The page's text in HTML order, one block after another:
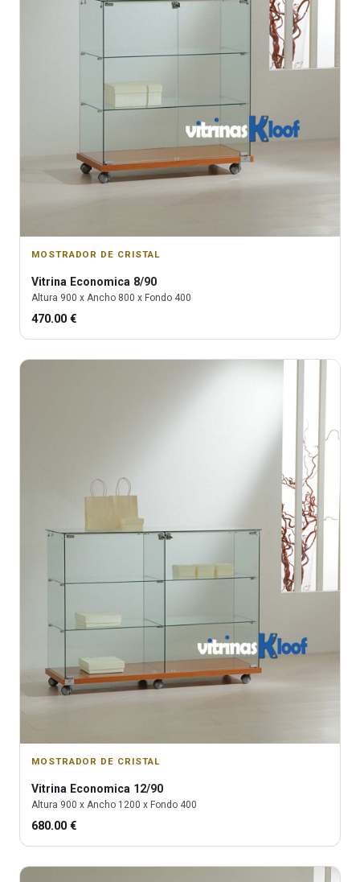
MOSTRADOR DE CRISTAL
Vitrina Economica 8/90
Altura 900 x Ancho 800 x Fondo 400
470.00 €
MOSTRADOR DE CRISTAL
Vitrina Economica 12/90
Altura 900 x Ancho 1200 x Fondo 400
680.00 €